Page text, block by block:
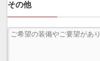
その他